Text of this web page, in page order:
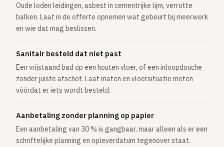
Oude loden leidingen, asbest in cementrijke lijm, verrotte
balken. Laat in de offerte opnemen wat gebeurt bij meerwerk
en wie dat mag beslissen.
Sanitair besteld dat niet past
Een vrijstaand bad op een houten vloer, of een inloopdouche
zonder juiste afschot. Laat maten en vloersituatie meten
vóórdat er iets wordt besteld.
Aanbetaling zonder planning op papier
Een aanbetaling van 30 % is gangbaar, maar alleen als er een
schriftelijke planning en opleverdatum tegenover staat.